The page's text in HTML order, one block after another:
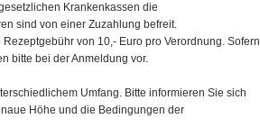
Krankenkassen die
sind von einer Zuzahlung befreit.
von 10,- Euro pro Verordnung. Sofern
bitte bei der Anmeldung vor.
Umfang. Bitte informieren Sie sich
Höhe und die Bedingungen der